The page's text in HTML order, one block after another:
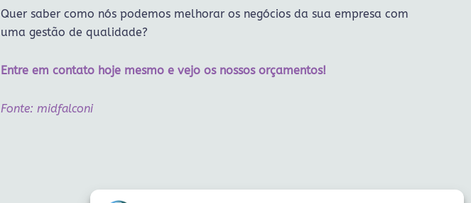
Quer saber como nós podemos melhorar os negócios da sua empresa com
uma gestão de qualidade?
Entre em contato hoje mesmo e vejo os nossos orçamentos!
Fonte: midfalconi